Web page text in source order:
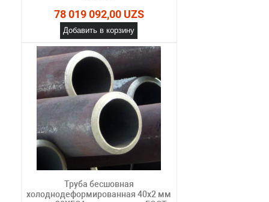
78 019 092,00 UZS
Добавить в корзину
Труба бесшовная
холоднодеформированная 40х2 мм